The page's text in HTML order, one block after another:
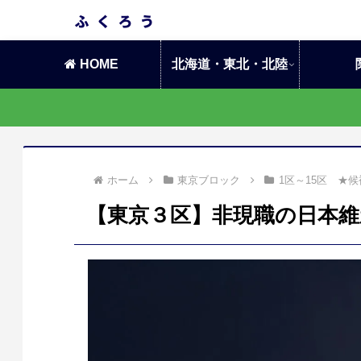
HOME 北海道・東北・北陸
ホーム 東京ブロック 1区～15区 ★候
【東京３区】非現職の日本